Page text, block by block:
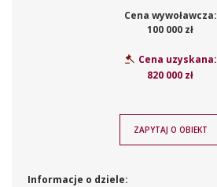
Cena wywoławcza:
100 000 zł
Cena uzyskana:
820 000 zł
ZAPYTAJ O OBIEKT
Informacje o dziele: